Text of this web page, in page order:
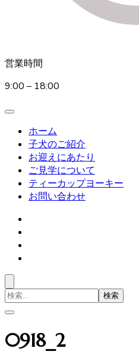
営業時間
9:00 – 18:00
ホーム
子犬のご紹介
お迎えにあたり
ご見学について
ティーカップヨーキー
お問い合わせ
検
索
象:
0918_2